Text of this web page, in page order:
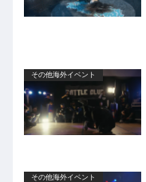
その他海外イベント
その他海外イベント